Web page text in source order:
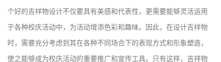
个好的吉祥物设计不仅要具有美感和代表性，更需要能够灵活运用
于各种校庆活动中，为活动增添色彩和趣味。因此，在设计吉祥物
时，需要充分考虑到其在各种不同场合下的表现方式和形象塑造，
使之能够成为校庆活动的重要推广和宣传工具。只有这样，吉祥物